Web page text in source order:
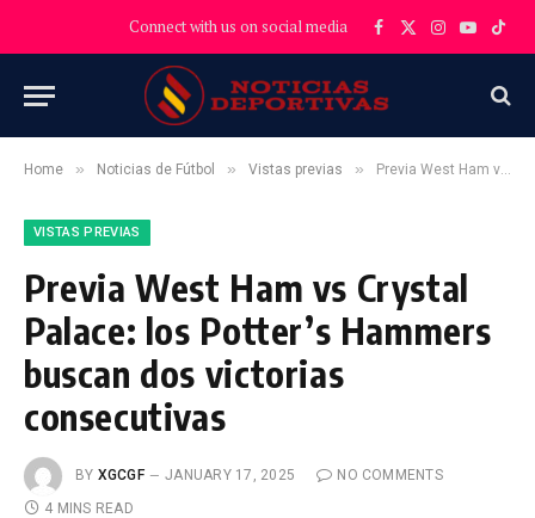
Connect with us on social media Facebook
X
Instagram
YouTube
Home » Noticias de Fútbol » Vistas previas » Previa West Ham vs Crystal Palace: los Potter’s Hammers buscan dos victorias consecutivas
VISTAS PREVIAS
Previa West Ham vs Crystal
Palace: los Potter’s Hammers
buscan dos victorias
consecutivas
BY XGCGF JANUARY 17, 2025
NO COMMENTS
4 MINS READ